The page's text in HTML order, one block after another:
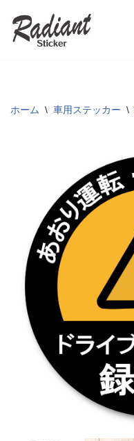
コ
ツ
ホーム \ 車用ステッカー \